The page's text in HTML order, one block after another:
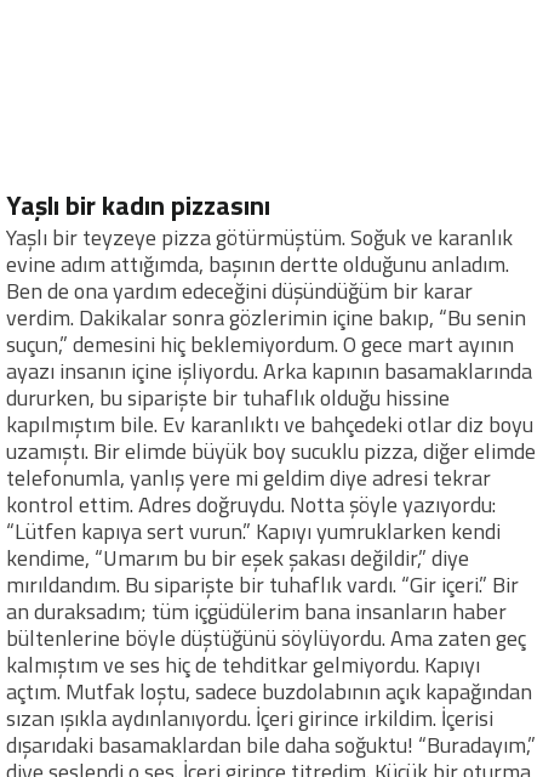
Yaşlı bir kadın pizzasını
Yaşlı bir teyzeye pizza götürmüştüm. Soğuk ve karanlık
evine adım attığımda, başının dertte olduğunu anladım.
Ben de ona yardım edeceğini düşündüğüm bir karar
verdim. Dakikalar sonra gözlerimin içine bakıp, “Bu senin
suçun,” demesini hiç beklemiyordum. O gece mart ayının
ayazı insanın içine işliyordu. Arka kapının basamaklarında
dururken, bu siparişte bir tuhaflık olduğu hissine
kapılmıştım bile. Ev karanlıktı ve bahçedeki otlar diz boyu
uzamıştı. Bir elimde büyük boy sucuklu pizza, diğer elimde
telefonumla, yanlış yere mi geldim diye adresi tekrar
kontrol ettim. Adres doğruydu. Notta şöyle yazıyordu:
“Lütfen kapıya sert vurun.” Kapıyı yumruklarken kendi
kendime, “Umarım bu bir eşek şakası değildir,” diye
mırıldandım. Bu siparişte bir tuhaflık vardı. “Gir içeri.” Bir
an duraksadım; tüm içgüdülerim bana insanların haber
bültenlerine böyle düştüğünü söylüyordu. Ama zaten geç
kalmıştım ve ses hiç de tehditkar gelmiyordu. Kapıyı
açtım. Mutfak loştu, sadece buzdolabının açık kapağından
sızan ışıkla aydınlanıyordu. İçeri girince irkildim. İçerisi
dışarıdaki basamaklardan bile daha soğuktu! “Buradayım,”